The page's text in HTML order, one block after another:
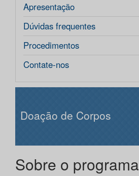
Apresentação
Dúvidas frequentes
Procedimentos
Contate-nos
Doação de Corpos
Sobre o programa